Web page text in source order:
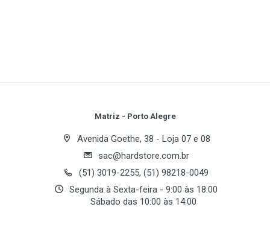
4 de 5.25 ′ externas "Cd Rom"
5 de 3.5 interna Hds
2 de 3.5 externa Floppy
7 de Slots de MB
Dimenções do Gabinete
416 x 180 x 430 mm (A) (L) (C) Externo
Your Name
Email Address
Matriz - Porto Alegre
Avenida Goethe, 38 - Loja 07 e 08
sac@hardstore.com.br
(51) 3019-2255, (51) 98218-0049
Segunda à Sexta-feira - 9:00 às 18:00
Sábado das 10:00 às 14:00